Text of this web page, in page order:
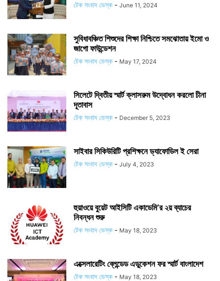
টেক সংবাদ ডেস্ক - June 11, 2024
সুবিধাবঞ্চিত শিশুদের শিক্ষা নিশ্চিতে সমঝোতায় ইমো ও
জাগো ফাউন্ডেশন
টেক সংবাদ ডেস্ক - May 17, 2024
সিলেটে দ্বিতীয় স্মার্ট ক্লাসরুম উদ্বোধন করলো চীনা
দূতাবাস
টেক সংবাদ ডেস্ক - December 5, 2023
সাইবার সিকিউরিটি প্রশিক্ষনে ড্যাফোডিল ই সেরা
টেক সংবাদ ডেস্ক - July 4, 2023
হুয়াওয়ে বুয়েট আইসিটি একাডেমি’র ২য় ব্যাচের
নিবন্ধন শুরু
টেক সংবাদ ডেস্ক - May 18, 2023
এক্সেলারেটিং ব্লেন্ডেড এডুকেশন ফর স্মার্ট বাংলাদেশ
টেক সংবাদ ডেস্ক - May 18, 2023